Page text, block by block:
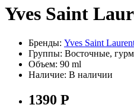
Yves Saint
Бренды: Yves Saint
Группы: Восточные,
Объем: 90 ml
Наличие: В наличии
1390 Р